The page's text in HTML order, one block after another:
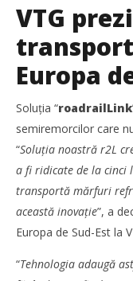
SAMEDAY a
Alexandru
VTG
Europa
Soluția “roadrailLink
semiremorcilor care
“Soluția noastră r2L
a fi ridicate de la cinci
transportă mărfuri
această inovație”, a
Europa de Sud-Est la
“Tehnologia adaugă